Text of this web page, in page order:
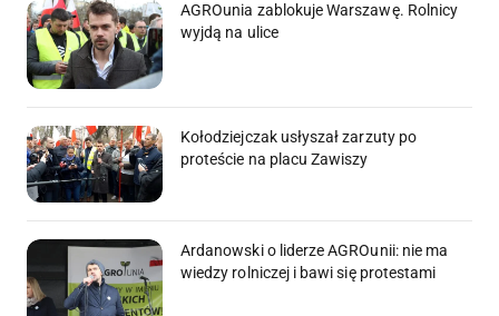
AGROunia zablokuje Warszawę. Rolnicy
wyjdą na ulice
Kołodziejczak usłyszał zarzuty po
proteście na placu Zawiszy
Ardanowski o liderze AGROunii: nie ma
wiedzy rolniczej i bawi się protestami